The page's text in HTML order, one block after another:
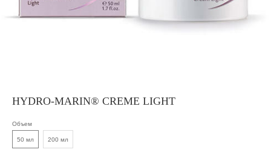
HYDRO-MARIN® CREME LIGHT
Объем
50 мл 200 мл